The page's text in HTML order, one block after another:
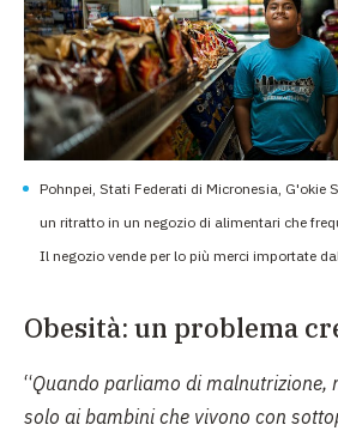
Pohnpei, Stati Federati di Micronesia, G'okie
un ritratto in un negozio di alimentari che
Il negozio vende per lo più merci importate
Obesità: un problema
“Quando parliamo di malnutrizione,
solo ai bambini che vivono con